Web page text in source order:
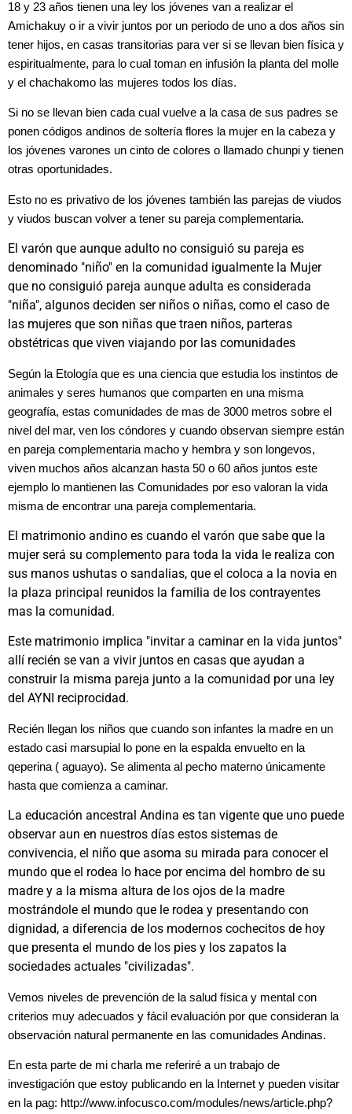
18 y 23 años tienen una ley los jóvenes van a realizar el
Amichakuy o ir a vivir juntos por un periodo de uno a dos años sin
tener hijos, en casas transitorias para ver si se llevan bien física y
espiritualmente, para lo cual toman en infusión la planta del molle
y el chachakomo las mujeres todos los días.
Si no se llevan bien cada cual vuelve a la casa de sus padres se
ponen códigos andinos de soltería flores la mujer en la cabeza y
los jóvenes varones un cinto de colores o llamado chunpi y tienen
otras oportunidades.
Esto no es privativo de los jóvenes también las parejas de viudos
y viudos buscan volver a tener su pareja complementaria.
El varón que aunque adulto no consiguió su pareja es
denominado "niño" en la comunidad igualmente la Mujer
que no consiguió pareja aunque adulta es considerada
"niña", algunos deciden ser niños o niñas, como el caso de
las mujeres que son niñas que traen niños, parteras
obstétricas que viven viajando por las comunidades
Según la Etología que es una ciencia que estudia los instintos de
animales y seres humanos que comparten en una misma
geografía, estas comunidades de mas de 3000 metros sobre el
nivel del mar, ven los cóndores y cuando observan siempre están
en pareja complementaria macho y hembra y son longevos,
viven muchos años alcanzan hasta 50 o 60 años juntos este
ejemplo lo mantienen las Comunidades por eso valoran la vida
misma de encontrar una pareja complementaria.
El matrimonio andino es cuando el varón que sabe que la
mujer será su complemento para toda la vida le realiza con
sus manos ushutas o sandalias, que el coloca a la novia en
la plaza principal reunidos la familia de los contrayentes
mas la comunidad.
Este matrimonio implica "invitar a caminar en la vida juntos"
allí recién se van a vivir juntos en casas que ayudan a
construir la misma pareja junto a la comunidad por una ley
del AYNI reciprocidad.
Recién llegan los niños que cuando son infantes la madre en un
estado casi marsupial lo pone en la espalda envuelto en la
qeperina ( aguayo). Se alimenta al pecho materno únicamente
hasta que comienza a caminar.
La educación ancestral Andina es tan vigente que uno puede
observar aun en nuestros días estos sistemas de
convivencia, el niño que asoma su mirada para conocer el
mundo que el rodea lo hace por encima del hombro de su
madre y a la misma altura de los ojos de la madre
mostrándole el mundo que le rodea y presentando con
dignidad, a diferencia de los modernos cochecitos de hoy
que presenta el mundo de los pies y los zapatos la
sociedades actuales "civilizadas".
Vemos niveles de prevención de la salud física y mental con
criterios muy adecuados y fácil evaluación por que consideran la
observación natural permanente en las comunidades Andinas.
En esta parte de mi charla me referiré a un trabajo de
investigación que estoy publicando en la Internet y pueden visitar
en la pag: http://www.infocusco.com/modules/news/article.php?